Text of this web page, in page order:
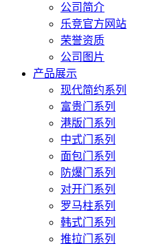
公司简介
乐竞官方网站
荣誉资质
公司图片
产品展示
现代简约系列
富贵门系列
港版门系列
中式门系列
面包门系列
防爆门系列
对开门系列
罗马柱系列
韩式门系列
推拉门系列